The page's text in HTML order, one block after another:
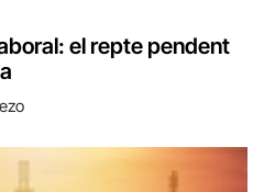
el repte pendent